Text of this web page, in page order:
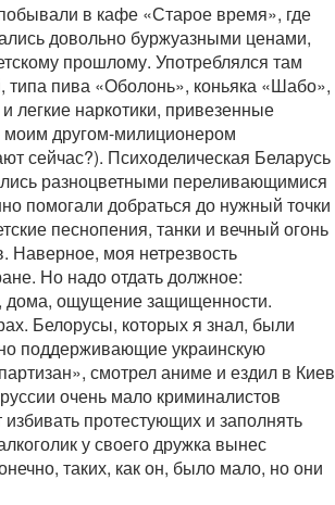
в кафе «Старое время», где
довольно буржуазными ценами,
прошлому. Употреблялся там
типа пива «Оболонь», коньяка «Шабо»,
легкие наркотики, привезенные
моим другом-милиционером
сейчас?). Психоделическая Беларусь
разноцветными переливающимися
помогали добраться до нужный точки
песнопения, танки и вечный огонь
Наверное, моя нетрезвость
Но надо отдать должное:
дома, ощущение защищенности.
Белорусы, которых я знал, были
поддерживающие украинскую
смотрел аниме и ездил в Киев
очень мало криминалистов
протестующих и заполнять
у своего дружка вынес
таких, как он, было мало, но они